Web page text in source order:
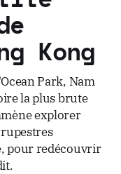
Kong
Park, Nam
la plus brute
explorer
pour redécouvrir